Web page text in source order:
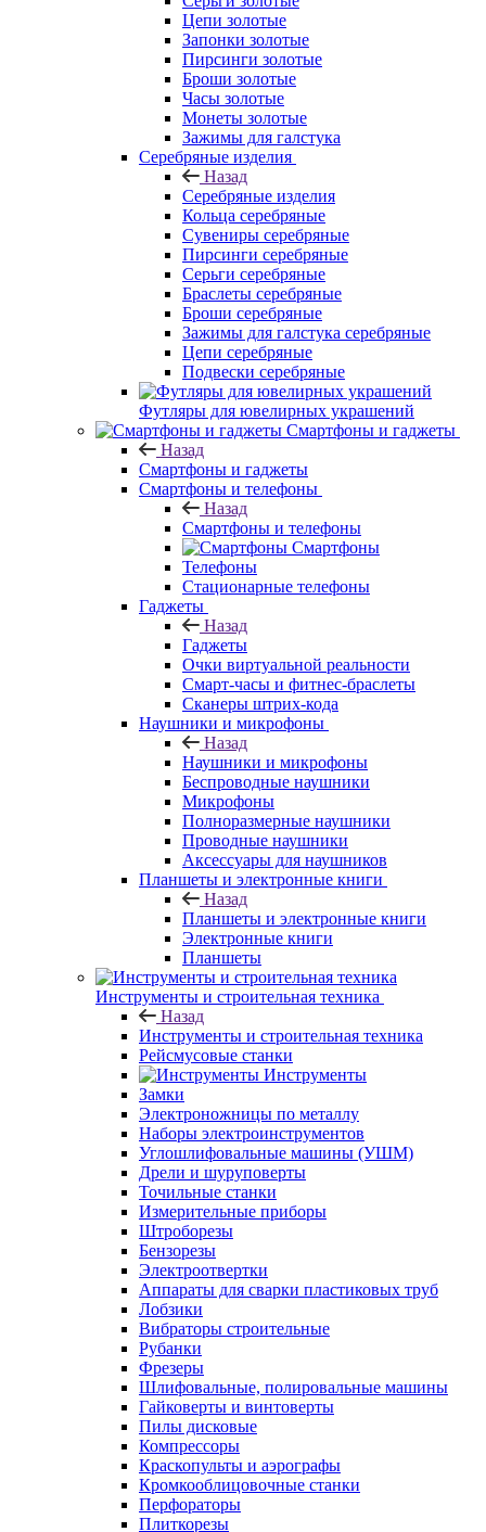
Цепи золотые
Запонки золотые
Пирсинги золотые
Броши золотые
Часы золотые
Монеты золотые
Зажимы для галстука
Серебряные изделия
Назад
Серебряные изделия
Кольца серебряные
Сувениры серебряные
Пирсинги серебряные
Серьги серебряные
Браслеты серебряные
Броши серебряные
Зажимы для галстука серебряные
Цепи серебряные
Подвески серебряные
Футляры для ювелирных украшений
Смартфоны и гаджеты
Назад
Смартфоны и гаджеты
Смартфоны и телефоны
Назад
Смартфоны и телефоны
Смартфоны
Телефоны
Стационарные телефоны
Гаджеты
Назад
Гаджеты
Очки виртуальной реальности
Смарт-часы и фитнес-браслеты
Сканеры штрих-кода
Наушники и микрофоны
Назад
Наушники и микрофоны
Беспроводные наушники
Микрофоны
Полноразмерные наушники
Проводные наушники
Аксессуары для наушников
Планшеты и электронные книги
Назад
Планшеты и электронные книги
Электронные книги
Планшеты
Инструменты и строительная техника
Назад
Инструменты и строительная техника
Рейсмусовые станки
Инструменты
Замки
Электроножницы по металлу
Наборы электроинструментов
Углошлифовальные машины (УШМ)
Дрели и шуруповерты
Точильные станки
Измерительные приборы
Штроборезы
Бензорезы
Электроотвертки
Аппараты для сварки пластиковых труб
Лобзики
Вибраторы строительные
Рубанки
Фрезеры
Шлифовальные, полировальные машины
Гайковерты и винтоверты
Пилы дисковые
Компрессоры
Краскопульты и аэрографы
Кромкооблицовочные станки
Перфораторы
Плиткорезы